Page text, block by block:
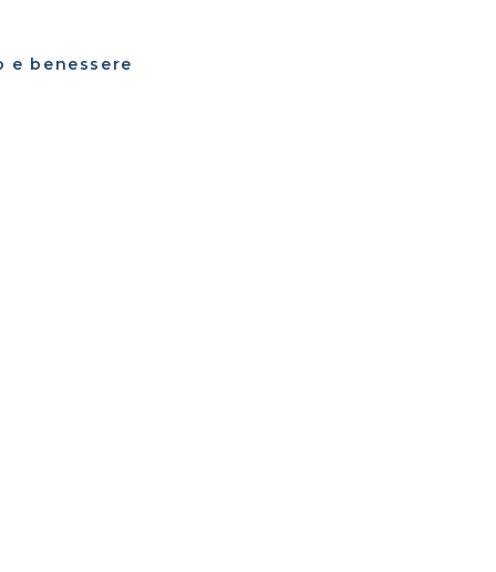
e benessere